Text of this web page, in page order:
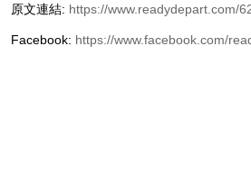
原文連結: https://www.readydepart.com/
Facebook: https://www.facebook.com/